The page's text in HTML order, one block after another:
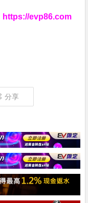
https://evp86.com
分享